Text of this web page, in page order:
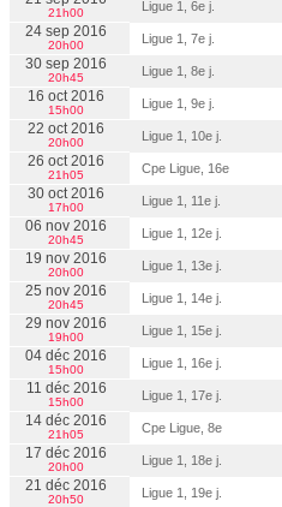
21h00 Ligue 1, 6e j.
24 sep 2016
20h00 Ligue 1, 7e j.
30 sep 2016
20h45 Ligue 1, 8e j.
16 oct 2016
15h00 Ligue 1, 9e j.
22 oct 2016
20h00 Ligue 1, 10e j.
26 oct 2016
21h05 Cpe Ligue, 16e
30 oct 2016
17h00 Ligue 1, 11e j.
06 nov 2016
20h45 Ligue 1, 12e j.
19 nov 2016
20h00 Ligue 1, 13e j.
25 nov 2016
20h45 Ligue 1, 14e j.
29 nov 2016
19h00 Ligue 1, 15e j.
04 déc 2016
15h00 Ligue 1, 16e j.
11 déc 2016
15h00 Ligue 1, 17e j.
14 déc 2016
21h05 Cpe Ligue, 8e
17 déc 2016
20h00 Ligue 1, 18e j.
21 déc 2016
20h50 Ligue 1, 19e j.